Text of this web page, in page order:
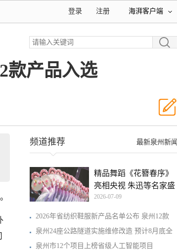
海湃客户端
注册
登录
款产品入选
最新泉州新闻
频道推荐
精品舞蹈《花簪春序》
亮相央视 朱迅等名家盛
2026-07-09
2026年省纺织鞋服新产品名单公布 泉州12款
泉州24座公路隧道实施维修改造 预计8月底全
泉州市12个项目上榜省级人工智能项目